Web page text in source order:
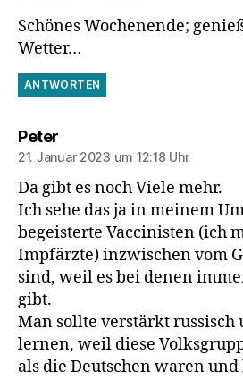
Schönes Wochenende;
Wetter…
ANTWORTEN
Petersagt:
21. Januar 2023 um 12:18 Uhr
Da gibt es noch Viele mehr.
Ich sehe das ja in meinem
begeisterte Vaccinisten (ich
Impfärzte) inzwischen vom
sind, weil es bei denen
gibt.
Man sollte verstärkt russisch
lernen, weil diese
als die Deutschen waren und